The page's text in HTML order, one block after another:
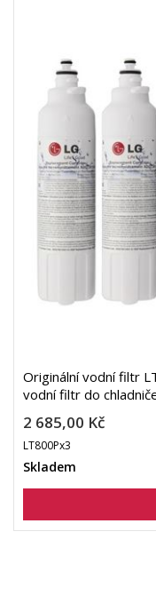
Originální vodní filtr
vodní filtr do
2 685,00 Kč
LT800Px3
Skladem